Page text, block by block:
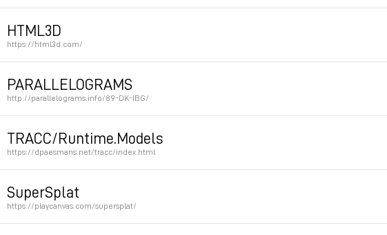
HTML3D
https://html3d.com/
PARALLELOGRAMS
http://parallelograms.info/89-DK-IBG/
TRACC/Runtime.Models
https://dpaesmans.net/tracc/index.html
SuperSplat
https://playcanvas.com/supersplat/